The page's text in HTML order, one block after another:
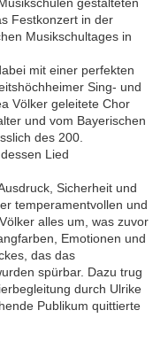
Festkonzert in der
Musikschultages in
mit einer perfekten
Sing- und
Völker geleitete Chor
und vom Bayerischen
des 200.
Lied
Sicherheit und
temperamentvollen und
alles um, was zuvor
Emotionen und
das das
spürbar. Dazu trug
durch Ulrike
Publikum quittierte